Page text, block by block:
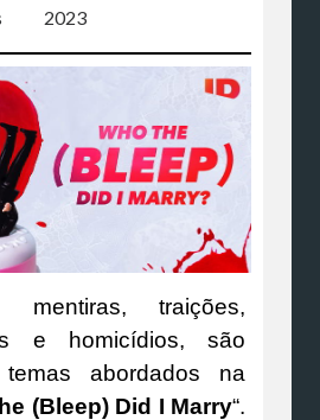
2023
mentiras, traições,
e homicídios, são
abordados na
(Bleep) Did I Marry“.